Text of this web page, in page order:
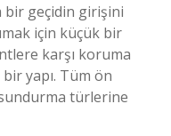
bir geçidin girişini
için küçük bir
karşı koruma
yapı. Tüm ön
türlerine